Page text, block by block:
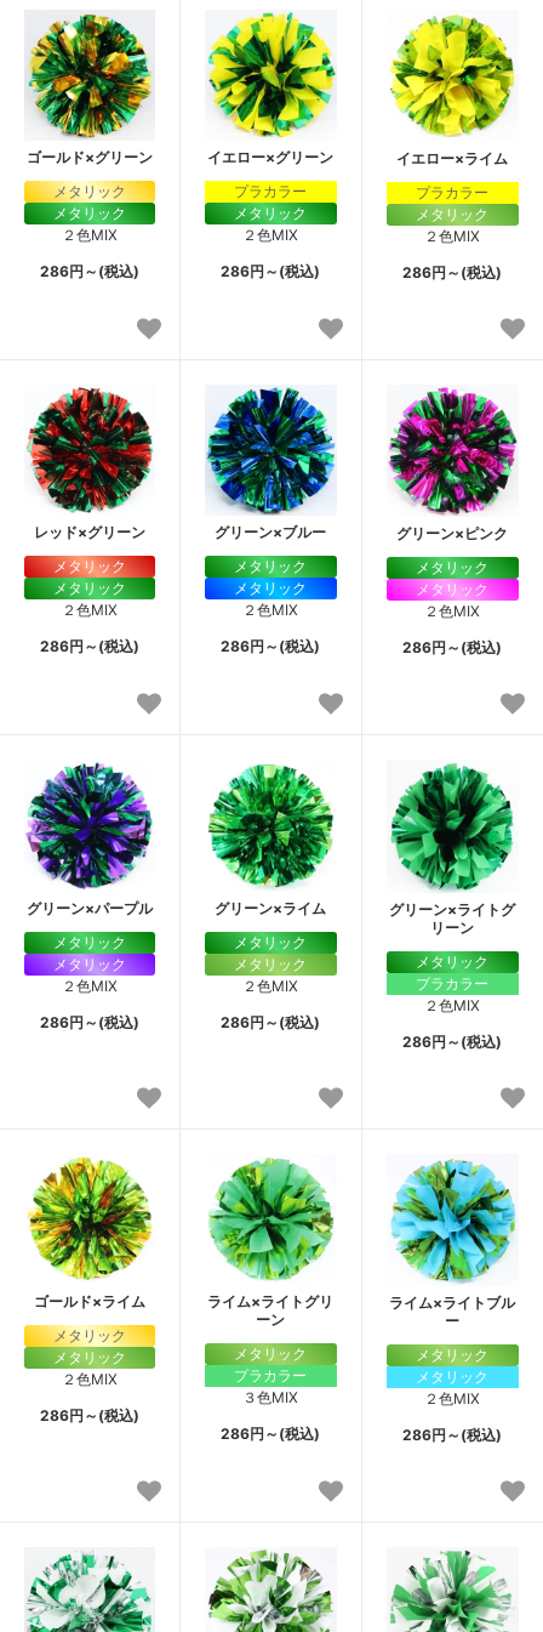
ゴールド×グリーン
メタリック
メタリック
２色MIX
286円～(税込)
イエロー×グリーン
プラカラー
メタリック
２色MIX
286円～(税込)
イエロー×ライム
プラカラー
メタリック
２色MIX
286円～(税込)
レッド×グリーン
メタリック
メタリック
２色MIX
286円～(税込)
グリーン×ブルー
メタリック
メタリック
２色MIX
286円～(税込)
グリーン×ピンク
メタリック
メタリック
２色MIX
286円～(税込)
グリーン×パープル
メタリック
メタリック
２色MIX
286円～(税込)
グリーン×ライム
メタリック
メタリック
２色MIX
286円～(税込)
グリーン×ライトグ
リーン
メタリック
プラカラー
２色MIX
286円～(税込)
ゴールド×ライム
メタリック
メタリック
２色MIX
286円～(税込)
ライム×ライトグリ
ーン
メタリック
プラカラー
３色MIX
286円～(税込)
ライム×ライトブル
ー
メタリック
メタリック
２色MIX
286円～(税込)